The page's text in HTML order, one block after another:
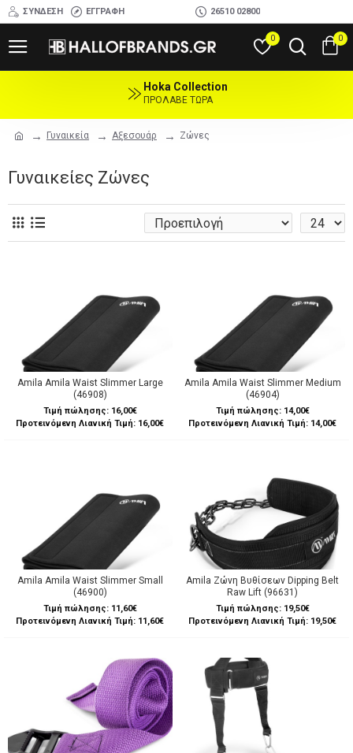
ΣΎΝΔΕΣΗ ΕΓΓΡΑΦΉ 26510 02800
0 0
Γυναικεία Αξεσουάρ Ζώνες
Hoka Collection
ΠΡΟΛΑΒΕ ΤΩΡΑ
Γυναικείες Ζώνες
Amila Amila Waist Slimmer Large
(46908)
Τιμή πώλησης: 16,00€
Προτεινόμενη Λιανική Τιμή: 16,00€
Amila Amila Waist Slimmer Medium
(46904)
Τιμή πώλησης: 14,00€
Προτεινόμενη Λιανική Τιμή: 14,00€
Amila Amila Waist Slimmer Small
(46900)
Τιμή πώλησης: 11,60€
Προτεινόμενη Λιανική Τιμή: 11,60€
Amila Ζώνη Βυθίσεων Dipping Belt
Raw Lift (96631)
Τιμή πώλησης: 19,50€
Προτεινόμενη Λιανική Τιμή: 19,50€